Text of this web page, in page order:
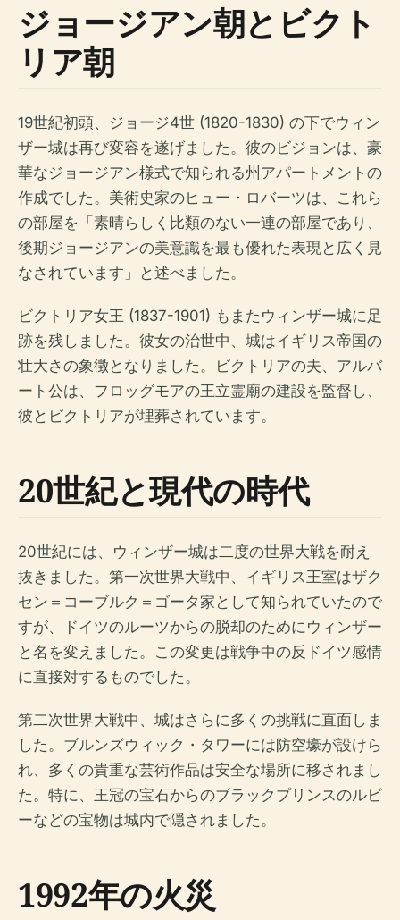
ジョージアン朝とビクト
リア朝
19世紀初頭、ジョージ4世 (1820-1830) の下でウィン
ザー城は再び変容を遂げました。彼のビジョンは、豪
華なジョージアン様式で知られる州アパートメントの
作成でした。美術史家のヒュー・ロバーツは、これら
の部屋を「素晴らしく比類のない一連の部屋であり、
後期ジョージアンの美意識を最も優れた表現と広く見
なされています」と述べました。
ビクトリア女王 (1837-1901) もまたウィンザー城に足
跡を残しました。彼女の治世中、城はイギリス帝国の
壮大さの象徴となりました。ビクトリアの夫、アルバ
ート公は、フロッグモアの王立霊廟の建設を監督し、
彼とビクトリアが埋葬されています。
20世紀と現代の時代
20世紀には、ウィンザー城は二度の世界大戦を耐え
抜きました。第一次世界大戦中、イギリス王室はザク
セン＝コーブルク＝ゴータ家として知られていたので
すが、ドイツのルーツからの脱却のためにウィンザー
と名を変えました。この変更は戦争中の反ドイツ感情
に直接対するものでした。
第二次世界大戦中、城はさらに多くの挑戦に直面しま
した。ブルンズウィック・タワーには防空壕が設けら
れ、多くの貴重な芸術作品は安全な場所に移されまし
た。特に、王冠の宝石からのブラックプリンスのルビ
ーなどの宝物は城内で隠されました。
1992年の火災